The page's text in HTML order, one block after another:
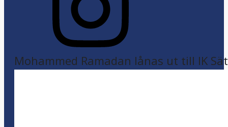
Mohammed Ramadan lånas ut till IK